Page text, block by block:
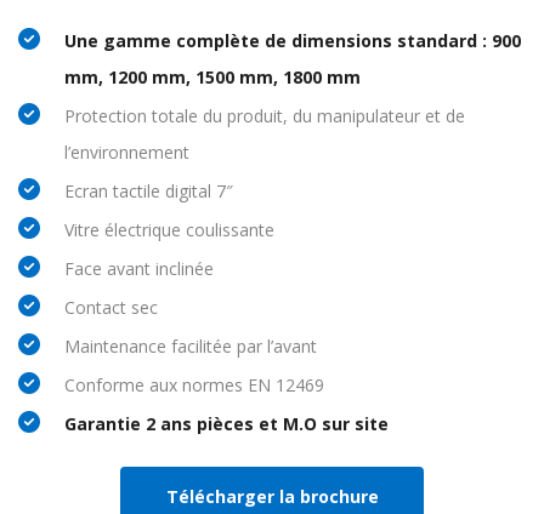
Une gamme complète de dimensions standard : 900
mm, 1200 mm, 1500 mm, 1800 mm
Protection totale du produit, du manipulateur et de
l’environnement
Ecran tactile digital 7″
Vitre électrique coulissante
Face avant inclinée
Contact sec
Maintenance facilitée par l’avant
Conforme aux normes EN 12469
Garantie 2 ans pièces et M.O sur site
Télécharger la brochure